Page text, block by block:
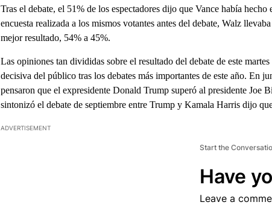
Tras el debate, el 51% de los espectadores dijo que Vance había
encuesta realizada a los mismos votantes antes del debate, Walz
mejor resultado, 54% a 45%.
Las opiniones tan divididas sobre el resultado del debate de este
decisiva del público tras los debates más importantes de este año. En
pensaron que el expresidente Donald Trump superó al presidente Joe
sintonizó el debate de septiembre entre Trump y Kamala Harris dijo
ADVERTISEMENT
Start the
Have
Leave a